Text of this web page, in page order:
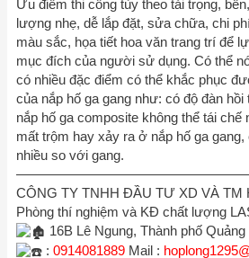
Ưu điểm thi công tùy theo tải trọng,
lượng nhẹ, dễ lắp đặt, sửa chữa, chi
màu sắc, họa tiết hoa văn trang trí để
mục đích của người sử dụng. Có thể
có nhiều đặc điểm có thể khắc phục
của nắp hố ga gang như: có độ đàn
nắp hố ga composite không thể tái
mất trộm hay xảy ra ở nắp hố ga
nhiều so với gang.
CÔNG TY TNHH ĐẦU TƯ XD VÀ TM
Phòng thí nghiệm và KĐ chất lượng
16B Lê Ngung, Thành phố
: 0914081889Mail :